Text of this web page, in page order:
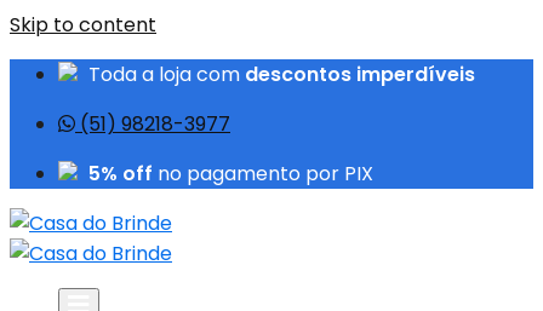
Skip to content
Toda a loja com descontos imperdíveis
(51) 98218-3977
5% off no pagamento por PIX